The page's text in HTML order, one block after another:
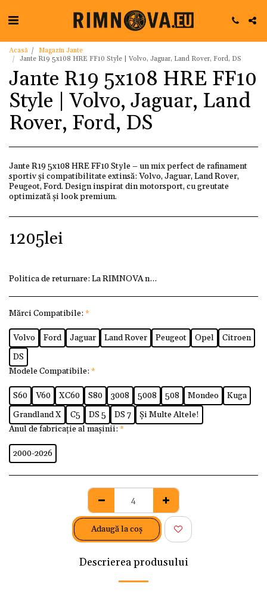
Acasă
Magazin Jante
Jante R19 5x108 HRE FF10 Style | Volvo, Jaguar, Land Rover, Ford, DS
Jante R19 5x108 HRE FF10
Style | Volvo, Jaguar, Land
Rover, Ford, DS
Jante R19 5x108 HRE FF10 Style – un mix perfect de rafinament
sportiv și compatibilitate extinsă: Volvo, Jaguar, Land Rover,
Peugeot, Ford. Design inspirat din motorsport, cu greutate
optimizată și look premium.
1205lei
Politica de returnare: La RIMNOVA ne dorim ca fiecare
Mărci Compatibile: *
Volvo Ford Jaguar Land Rover Peugeot Opel
Citroen
DS
Modele Compatibile: *
S60 V60 XC60 S80 3008 5008 508 Mondeo
Kuga
Grandland X
C5 DS 5 DS 7
Și Multe Altele!
Anul de fabricație al mașinii: *
2000-2026
Adaugă la coş
Descrierea produsului